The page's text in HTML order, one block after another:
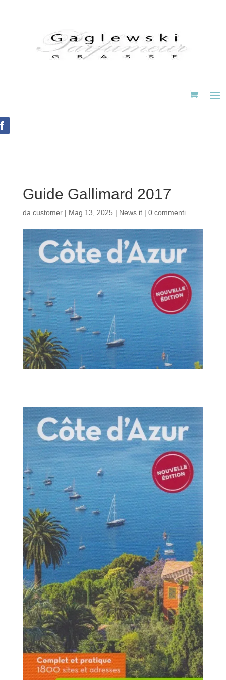
Guide Gallimard 2017
da customer| Mag 13, 2025 | News it| 0 commenti